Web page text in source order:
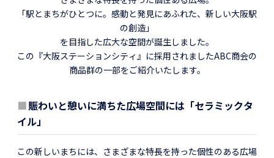
「駅とまちがひとつに。感動と発見にあふれた、新しい大阪駅
の創造」
を目指した広大な空間が誕生しました。
この『大阪ステーションシティ』に採用されましたABC商会の
商品群の一部をご紹介いたします。
■賑わいと憩いに満ちた広場空間には「セラミックタ
イル」
この新しいまちには、さまざまな特長を持った個性のある広場